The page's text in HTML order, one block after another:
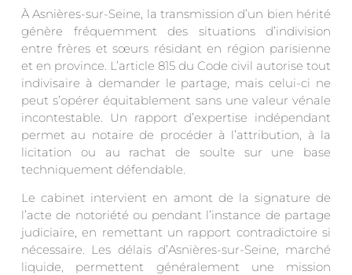
À Asnières-sur-Seine, la transmission d’un bien hérité
génère fréquemment des situations d’indivision
entre frères et sœurs résidant en région parisienne
et en province. L’article 815 du Code civil autorise tout
indivisaire à demander le partage, mais celui-ci ne
peut s’opérer équitablement sans une valeur vénale
incontestable. Un rapport d’expertise indépendant
permet au notaire de procéder à l’attribution, à la
licitation ou au rachat de soulte sur une base
techniquement défendable.
Le cabinet intervient en amont de la signature de
l’acte de notoriété ou pendant l’instance de partage
judiciaire, en remettant un rapport contradictoire si
nécessaire. Les délais d’Asnières-sur-Seine, marché
liquide, permettent généralement une mission